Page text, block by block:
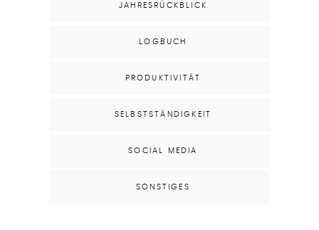
JAHRESRÜCKBLICK
LOGBUCH
PRODUKTIVITÄT
SELBSTSTÄNDIGKEIT
SOCIAL MEDIA
SONSTIGES